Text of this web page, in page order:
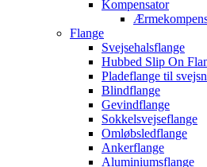
Kompensator
Flange
Svejsehalsflange
Hubbed Slip On
Pladeflange til
Blindflange
Gevindflange
Sokkelsvejseflange
Omløbsledflange
Ankerflange
Aluminiumsflange